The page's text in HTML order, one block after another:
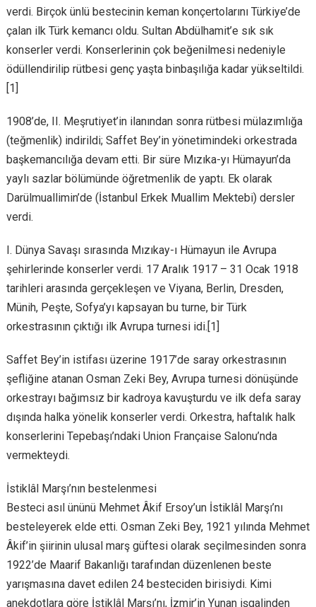
verdi. Birçok ünlü bestecinin keman konçertolarını Türkiye’de
çalan ilk Türk kemancı oldu. Sultan Abdülhamit’e sık sık
konserler verdi. Konserlerinin çok beğenilmesi nedeniyle
ödüllendirilip rütbesi genç yaşta binbaşılığa kadar yükseltildi.
[1]
1908’de, II. Meşrutiyet’in ilanından sonra rütbesi mülazımlığa
(teğmenlik) indirildi; Saffet Bey’in yönetimindeki orkestrada
başkemancılığa devam etti. Bir süre Mızıka-yı Hümayun’da
yaylı sazlar bölümünde öğretmenlik de yaptı. Ek olarak
Darülmuallimin’de (İstanbul Erkek Muallim Mektebi) dersler
verdi.
I. Dünya Savaşı sırasında Mızıkay-ı Hümayun ile Avrupa
şehirlerinde konserler verdi. 17 Aralık 1917 – 31 Ocak 1918
tarihleri arasında gerçekleşen ve Viyana, Berlin, Dresden,
Münih, Peşte, Sofya’yı kapsayan bu turne, bir Türk
orkestrasının çıktığı ilk Avrupa turnesi idi.[1]
Saffet Bey’in istifası üzerine 1917’de saray orkestrasının
şefliğine atanan Osman Zeki Bey, Avrupa turnesi dönüşünde
orkestrayı bağımsız bir kadroya kavuşturdu ve ilk defa saray
dışında halka yönelik konserler verdi. Orkestra, haftalık halk
konserlerini Tepebaşı’ndaki Union Française Salonu’nda
vermekteydi.
İstiklâl Marşı’nın bestelenmesi
Besteci asıl ününü Mehmet Âkif Ersoy’un İstiklâl Marşı’nı
besteleyerek elde etti. Osman Zeki Bey, 1921 yılında Mehmet
Âkif’in şiirinin ulusal marş güftesi olarak seçilmesinden sonra
1922’de Maarif Bakanlığı tarafından düzenlenen beste
yarışmasına davet edilen 24 besteciden birisiydi. Kimi
anekdotlara göre İstiklâl Marşı’nı, İzmir’in Yunan işgalinden